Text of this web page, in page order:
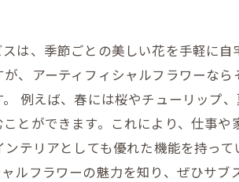
は、季節ごとの美しい花を手軽に
、アーティフィシャルフラワーな
例えば、春には桜やチューリップ
とができます。これにより、仕事
テリアとしても優れた機能を持っ
ルフラワーの魅力を知り、ぜひサブ